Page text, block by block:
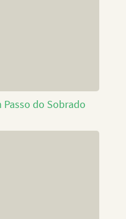
do Sobrado